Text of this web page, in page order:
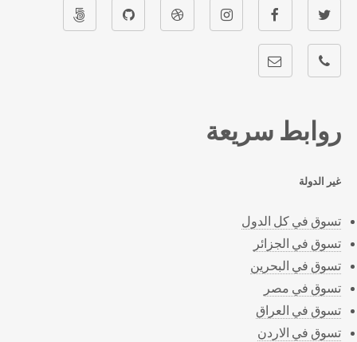
روابط سريعة
غير الدولة
تسوق في كل الدول
تسوق في الجزائر
تسوق في البحرين
تسوق في مصر
تسوق في العراق
تسوق في الاردن